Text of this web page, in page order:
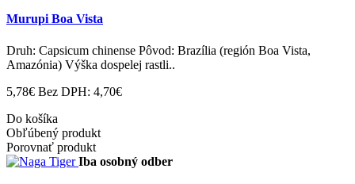
Murupi Boa Vista
Druh: Capsicum chinense Pôvod: Brazília (región Boa Vista,
Amazónia) Výška dospelej rastli..
5,78€ Bez DPH: 4,70€
Do košíka
Obľúbený produkt
Porovnať produkt
Iba osobný odber